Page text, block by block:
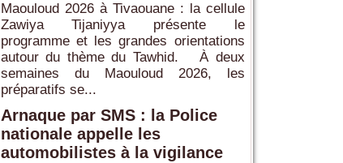
Maouloud 2026 à Tivaouane : la cellule
Zawiya Tijaniyya présente le
programme et les grandes orientations
autour du thème du Tawhid. À deux
semaines du Maouloud 2026, les
préparatifs se...
Arnaque par SMS : la Police
nationale appelle les
automobilistes à la vigilance